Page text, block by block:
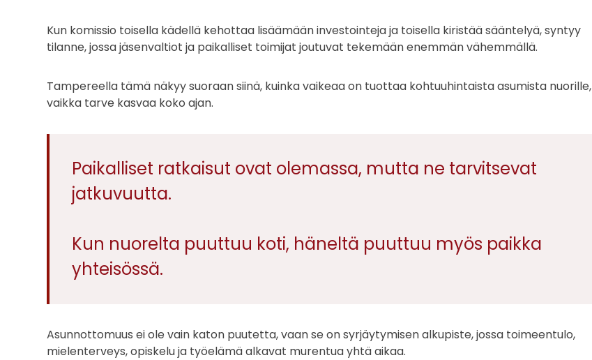
Kun komissio toisella kädellä kehottaa lisäämään investointeja ja toisella kiristää sääntelyä, syntyy
tilanne, jossa jäsenvaltiot ja paikalliset toimijat joutuvat tekemään enemmän vähemmällä.
Tampereella tämä näkyy suoraan siinä, kuinka vaikeaa on tuottaa kohtuuhintaista asumista nuorille,
vaikka tarve kasvaa koko ajan.
Paikalliset ratkaisut ovat olemassa, mutta ne tarvitsevat
jatkuvuutta.
Kun nuorelta puuttuu koti, häneltä puuttuu myös paikka
yhteisössä.
Asunnottomuus ei ole vain katon puutetta, vaan se on syrjäytymisen alkupiste, jossa toimeentulo,
mielenterveys, opiskelu ja työelämä alkavat murentua yhtä aikaa.